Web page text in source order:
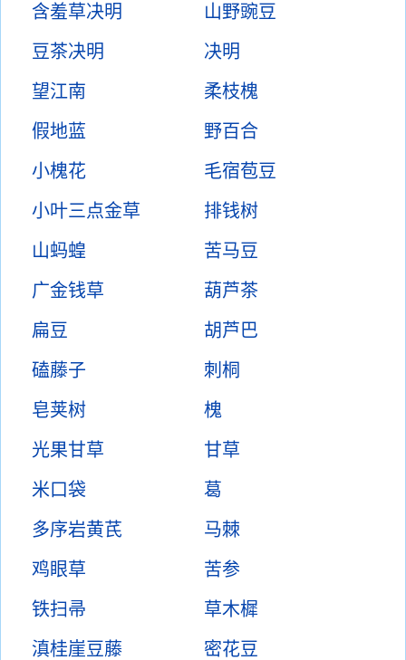
含羞草决明
山野豌豆
豆茶决明
决明
望江南
柔枝槐
假地蓝
野百合
小槐花
毛宿苞豆
小叶三点金草
排钱树
山蚂蝗
苦马豆
广金钱草
葫芦茶
扁豆
胡芦巴
磕藤子
刺桐
皂荚树
槐
光果甘草
甘草
米口袋
葛
多序岩黄芪
马棘
鸡眼草
苦参
铁扫帚
草木樨
滇桂崖豆藤
密花豆